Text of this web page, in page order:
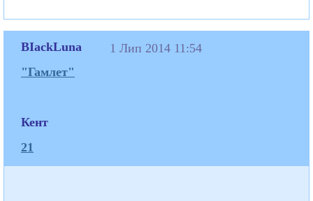
BIackLuna
"Гамлет"
Кент
21
1 Лип 2014 11:54